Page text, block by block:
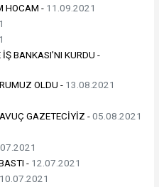
HOCAM - 11.09.2021
BANKASI’NI KURDU -
OLDU - 13.08.2021
GAZETECİYİZ -05.08.2021
- 12.07.2021
10.07.2021